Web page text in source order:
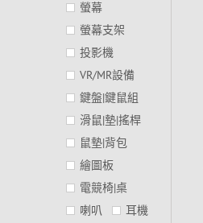
螢幕
螢幕支架
投影機
VR/MR設備
鍵盤|鍵鼠組
滑鼠|墊|搖桿
鼠墊|背包
繪圖板
電競椅|桌
喇叭
耳機